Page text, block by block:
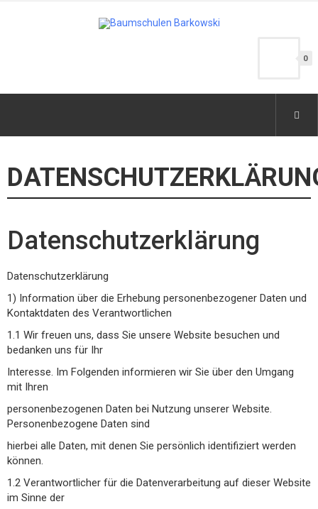
0
Datenschutzerklärung
Datenschutzerklärung
1) Information über die Erhebung personenbezogener Daten und
Kontaktdaten des Verantwortlichen
1.1 Wir freuen uns, dass Sie unsere Website besuchen und
bedanken uns für Ihr
Interesse. Im Folgenden informieren wir Sie über den Umgang
mit Ihren
personenbezogenen Daten bei Nutzung unserer Website.
Personenbezogene Daten sind
hierbei alle Daten, mit denen Sie persönlich identifiziert werden
können.
1.2 Verantwortlicher für die Datenverarbeitung auf dieser Website
im Sinne der